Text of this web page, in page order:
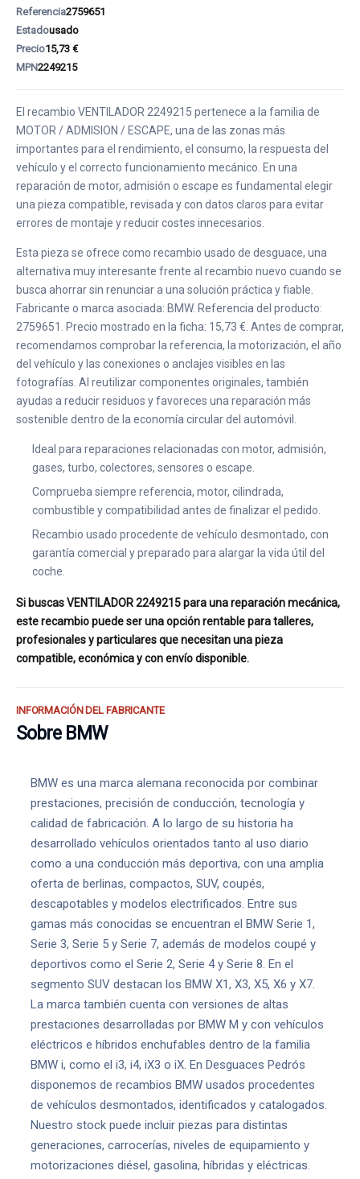
Referencia2759651
Estadousado
Precio15,73 €
MPN2249215
El recambio VENTILADOR 2249215 pertenece a la familia de
MOTOR / ADMISION / ESCAPE, una de las zonas más
importantes para el rendimiento, el consumo, la respuesta del
vehículo y el correcto funcionamiento mecánico. En una
reparación de motor, admisión o escape es fundamental elegir
una pieza compatible, revisada y con datos claros para evitar
errores de montaje y reducir costes innecesarios.
Esta pieza se ofrece como recambio usado de desguace, una
alternativa muy interesante frente al recambio nuevo cuando se
busca ahorrar sin renunciar a una solución práctica y fiable.
Fabricante o marca asociada: BMW. Referencia del producto:
2759651. Precio mostrado en la ficha: 15,73 €. Antes de comprar,
recomendamos comprobar la referencia, la motorización, el año
del vehículo y las conexiones o anclajes visibles en las
fotografías. Al reutilizar componentes originales, también
ayudas a reducir residuos y favoreces una reparación más
sostenible dentro de la economía circular del automóvil.
Ideal para reparaciones relacionadas con motor, admisión,
gases, turbo, colectores, sensores o escape.
Comprueba siempre referencia, motor, cilindrada,
combustible y compatibilidad antes de finalizar el pedido.
Recambio usado procedente de vehículo desmontado, con
garantía comercial y preparado para alargar la vida útil del
coche.
Si buscas VENTILADOR 2249215 para una reparación mecánica,
este recambio puede ser una opción rentable para talleres,
profesionales y particulares que necesitan una pieza
compatible, económica y con envío disponible.
INFORMACIÓN DEL FABRICANTE
Sobre BMW
BMW es una marca alemana reconocida por combinar
prestaciones, precisión de conducción, tecnología y
calidad de fabricación. A lo largo de su historia ha
desarrollado vehículos orientados tanto al uso diario
como a una conducción más deportiva, con una amplia
oferta de berlinas, compactos, SUV, coupés,
descapotables y modelos electrificados. Entre sus
gamas más conocidas se encuentran el BMW Serie 1,
Serie 3, Serie 5 y Serie 7, además de modelos coupé y
deportivos como el Serie 2, Serie 4 y Serie 8. En el
segmento SUV destacan los BMW X1, X3, X5, X6 y X7.
La marca también cuenta con versiones de altas
prestaciones desarrolladas por BMW M y con vehículos
eléctricos e híbridos enchufables dentro de la familia
BMW i, como el i3, i4, iX3 o iX. En Desguaces Pedrós
disponemos de recambios BMW usados procedentes
de vehículos desmontados, identificados y catalogados.
Nuestro stock puede incluir piezas para distintas
generaciones, carrocerías, niveles de equipamiento y
motorizaciones diésel, gasolina, híbridas y eléctricas.